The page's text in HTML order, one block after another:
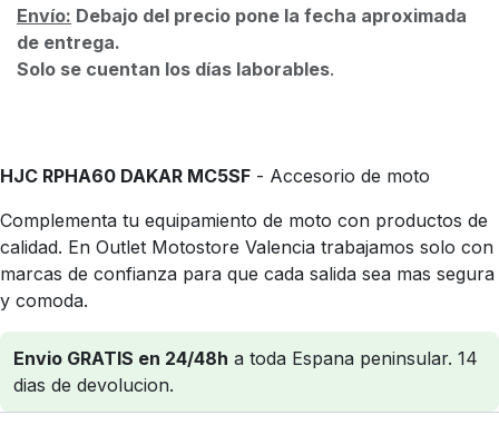
Envío: Debajo del precio pone la fecha aproximada
de entrega.
Solo se cuentan los días laborables.
HJC RPHA60 DAKAR MC5SF - Accesorio de moto
Complementa tu equipamiento de moto con productos de
calidad. En Outlet Motostore Valencia trabajamos solo con
marcas de confianza para que cada salida sea mas segura
y comoda.
Envio GRATIS en 24/48h a toda Espana peninsular. 14
dias de devolucion.